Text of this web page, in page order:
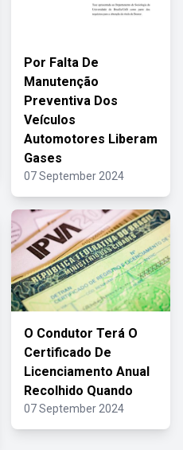
Por Falta De
Manutenção
Preventiva Dos
Veículos
Automotores Liberam
Gases
07 September 2024
O Condutor Terá O
Certificado De
Licenciamento Anual
Recolhido Quando
07 September 2024